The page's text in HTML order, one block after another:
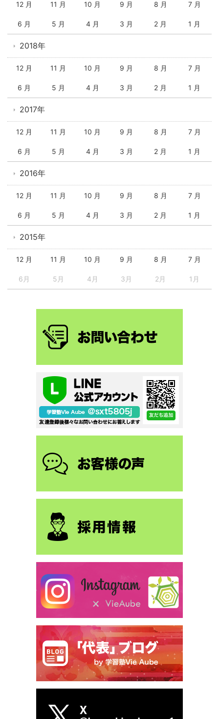
12 月 11 月 10 月 9 月 8 月 7 月
6 月 5 月 4 月 3 月 2 月 1 月
2018年
12 月 11 月 10 月 9 月 8 月 7 月
6 月 5 月 4 月 3 月 2 月 1 月
2017年
12 月 11 月 10 月 9 月 8 月 7 月
6 月 5 月 4 月 3 月 2 月 1 月
2016年
12 月 11 月 10 月 9 月 8 月 7 月
6 月 5 月 4 月 3 月 2 月 1 月
2015年
12 月 11 月 10 月 9 月 8 月 7 月
6月 5月 4月 3月 2月 1月